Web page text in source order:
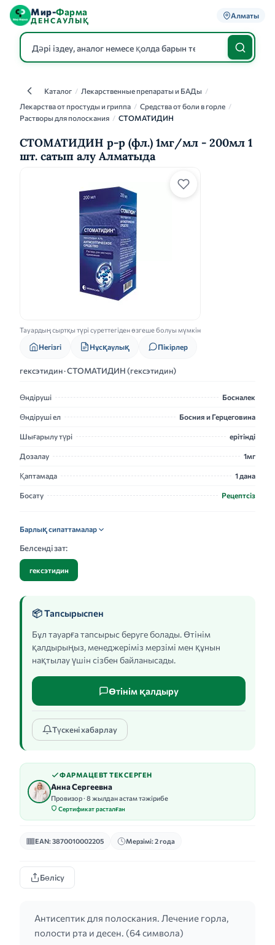
Мир-Фарма
ДЕНСАУЛЫҚ
Алматы
КаталогКаталог / Лекарственные препараты и БАДы /
Лекарства от простуды и гриппа / Средства от боли в горле /
Растворы для полоскания / СТОМАТИДИН
СТОМАТИДИН р-р (фл.) 1мг/мл - 200мл 1
шт. сатып алу Алматыда
Тауардың сыртқы түрі суреттегіден өзгеше болуы мүмкін
Негізгі Нұсқаулық Пікірлер
гексэтидин · СТОМАТИДИН (гексэтидин)
Өндіруші Босналек
Өндіруші ел Босния и Герцеговина
Шығарылу түрі ерітінді
Дозалау 1мг
Қаптамада 1 дана
Босату Рецептсіз
Барлық сипаттамалар
Белсенді зат:
гексэтидин
📦 Тапсырыспен
Бұл тауарға тапсырыс беруге болады. Өтінім
қалдырыңыз, менеджеріміз мерзімі мен құнын
нақтылау үшін сізбен байланысады.
Өтінім қалдыру
Түскені хабарлау
ФАРМАЦЕВТ ТЕКСЕРГЕН
Анна Сергеевна
Провизор · 8 жылдан астам тәжірибе
Сертификат расталған
EAN: 3870010002205 Мерзімі: 2 года
Бөлісу
Антисептик для полоскания. Лечение горла,
полости рта и десен. (64 символа)